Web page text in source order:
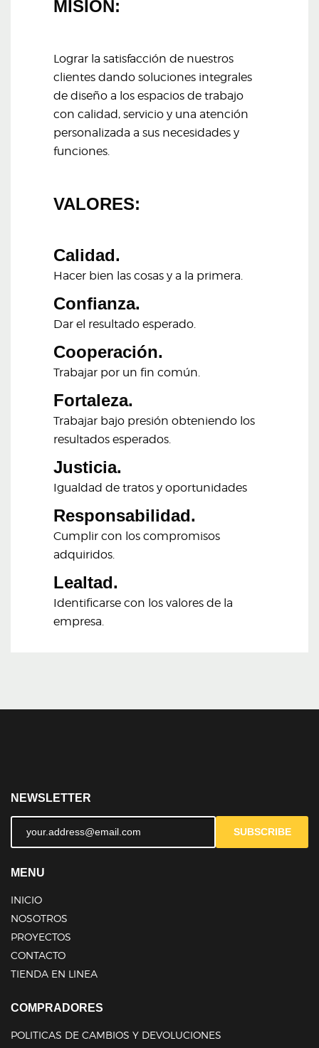
MISIÓN:
Lograr la satisfacción de nuestros
clientes dando soluciones integrales
de diseño a los espacios de trabajo
con calidad, servicio y una atención
personalizada a sus necesidades y
funciones.
VALORES:
Calidad.
Hacer bien las cosas y a la primera.
Confianza.
Dar el resultado esperado.
Cooperación.
Trabajar por un fin común.
Fortaleza.
Trabajar bajo presión obteniendo los
resultados esperados.
Justicia.
Igualdad de tratos y oportunidades
Responsabilidad.
Cumplir con los compromisos
adquiridos.
Lealtad.
Identificarse con los valores de la
empresa.
NEWSLETTER
SUBSCRIBE
MENU
INICIO
NOSOTROS
PROYECTOS
CONTACTO
TIENDA EN LINEA
COMPRADORES
POLITICAS DE CAMBIOS Y DEVOLUCIONES